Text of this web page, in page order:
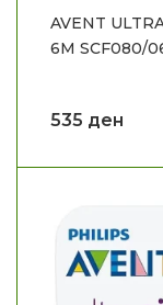
AVENT
6M SCF080/
535 ден